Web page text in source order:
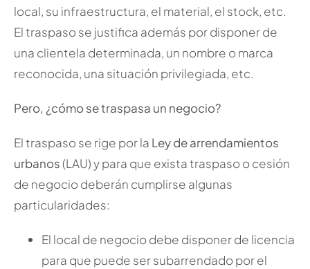
local, su infraestructura, el material, el stock, etc.
El traspaso se justifica además por disponer de
una clientela determinada, un nombre o marca
reconocida, una situación privilegiada, etc.
Pero, ¿cómo se traspasa un negocio?
El traspaso se rige por la Ley de arrendamientos
urbanos(LAU) y para que exista traspaso o cesión
de negocio deberán cumplirse algunas
particularidades:
El local de negocio debe disponer de licencia
para que puede ser subarrendado por el